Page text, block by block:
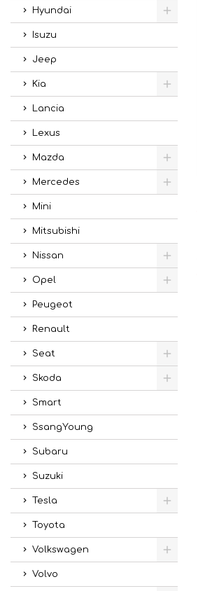
Hyundai
Isuzu
Jeep
Kia
Lancia
Lexus
Mazda
Mercedes
Mini
Mitsubishi
Nissan
Opel
Peugeot
Renault
Seat
Skoda
Smart
SsangYoung
Subaru
Suzuki
Tesla
Toyota
Volkswagen
Volvo